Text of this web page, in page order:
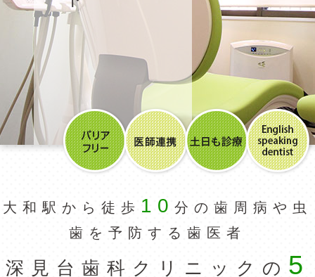
大和駅から徒歩 10 分の 歯周病や虫
歯を予防する歯医者
深見台歯科クリニックの 5